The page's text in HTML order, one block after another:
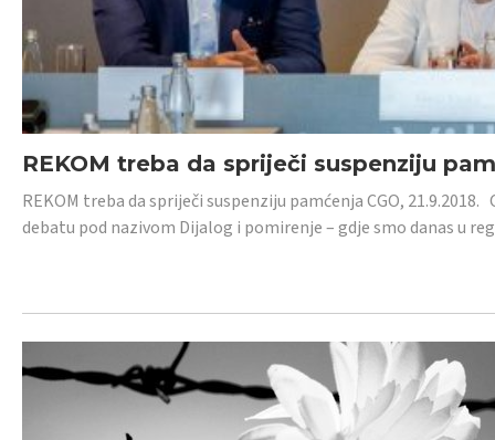
REKOM treba da spriječi suspenziju
REKOM treba da spriječi suspenziju pamćenja CGO,
debatu pod nazivom Dijalog i pomirenje – gdje smo danas u